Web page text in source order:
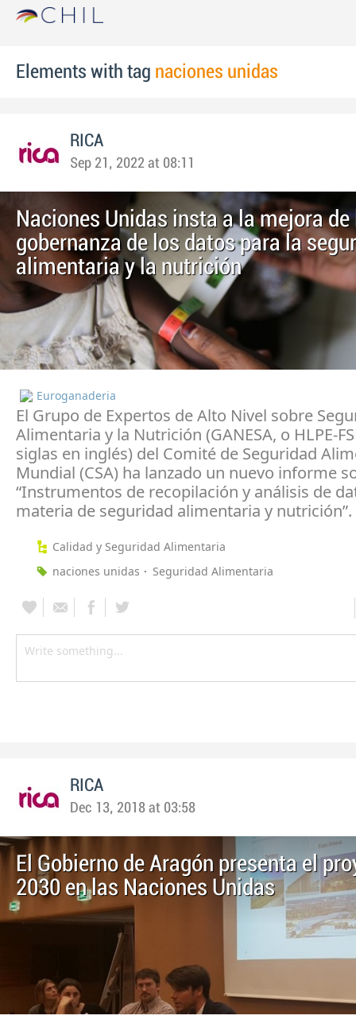
Elements with tag naciones unidas
RICA
Sep 21, 2022 at 08:11
Naciones Unidas insta a la mejora de
gobernanza de los datos para la
alimentaria y la nutrición
Euroganaderia
El Grupo de Expertos de Alto Nivel sobre
Alimentaria y la Nutrición (GANESA, o HLPE-
siglas en inglés) del Comité de Seguridad
Mundial (CSA) ha lanzado un nuevo informe
“Instrumentos de recopilación y análisis de
materia de seguridad alimentaria y nutrición”.
Calidad y Seguridad Alimentaria
naciones unidas
Seguridad Alimentaria
RICA
Dec 13, 2018 at 03:58
El Gobierno de Aragón presenta el
2030 en las Naciones Unidas